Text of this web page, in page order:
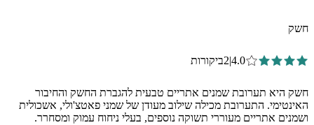
חשק
4.0
|
2ביקורות
חשק היא תערובת שמנים אתריים טבעית להגברת החשק והחיבור
האינטימי. התערובת מכילה שילוב מעודן של שמני פאטצ'ולי, אשכולית
ושמנים אתריים מעוררי תשוקה נוספים, בעלי ניחוח עמוק ומסחרר.